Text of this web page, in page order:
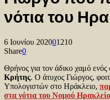
νότια του
6 Ιουνίου 202001210
Share0
Θρήνος για τον άδικο χαμό ενός
Κρήτης. Ο άτυχος Γιώργος,
Υπολογιστών στο Ηράκλειο,
στα νότια του Νομού